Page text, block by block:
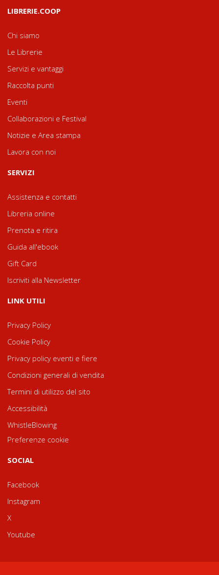
LIBRERIE.COOP
Chi siamo
Le Librerie
Servizi e vantaggi
Raccolta punti
Eventi
Collaborazioni e Festival
Notizie e Area stampa
Lavora con noi
SERVIZI
Assistenza e contatti
Libreria online
Prenota e ritira
Guida all'ebook
Gift Card
Iscriviti alla Newsletter
LINK UTILI
Privacy Policy
Cookie Policy
Privacy policy eventi e fiere
Condizioni generali di vendita
Termini di utilizzo del sito
Accessibilità
WhistleBlowing
Preferenze cookie
SOCIAL
Facebook
Instagram
X
Youtube